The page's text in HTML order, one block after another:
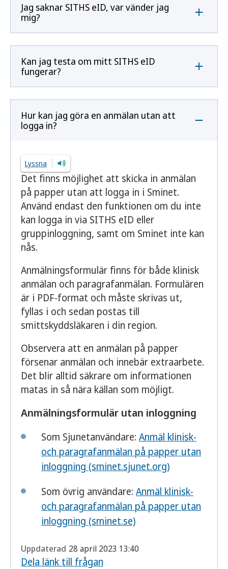
Jag saknar SITHS eID, var vänder jag
mig?
Kan jag testa om mitt SITHS eID
fungerar?
Hur kan jag göra en anmälan utan att
logga in?
Lyssna
Det finns möjlighet att skicka in anmälan
på papper utan att logga in i Sminet.
Använd endast den funktionen om du inte
kan logga in via SITHS eID eller
gruppinloggning, samt om Sminet inte kan
nås.
Anmälnings­formulär finns för både klinisk
anmälan och paragrafanmälan. Formulären
är i PDF-format och måste skrivas ut,
fyllas i och sedan postas till
smittskyddsläkaren i din region.
Observera att en anmälan på papper
försenar anmälan och innebär extraarbete.
Det blir alltid säkrare om informationen
matas in så nära källan som möjligt.
Anmälningsformulär utan inloggning
Som Sjunetanvändare: Anmäl klinisk-
och paragrafanmälan på papper utan
inloggning (sminet.sjunet.org)
Som övrig användare: Anmäl klinisk-
och paragrafanmälan på papper utan
inloggning (sminet.se)
Uppdaterad 28 april 2023 13:40
Dela länk till frågan